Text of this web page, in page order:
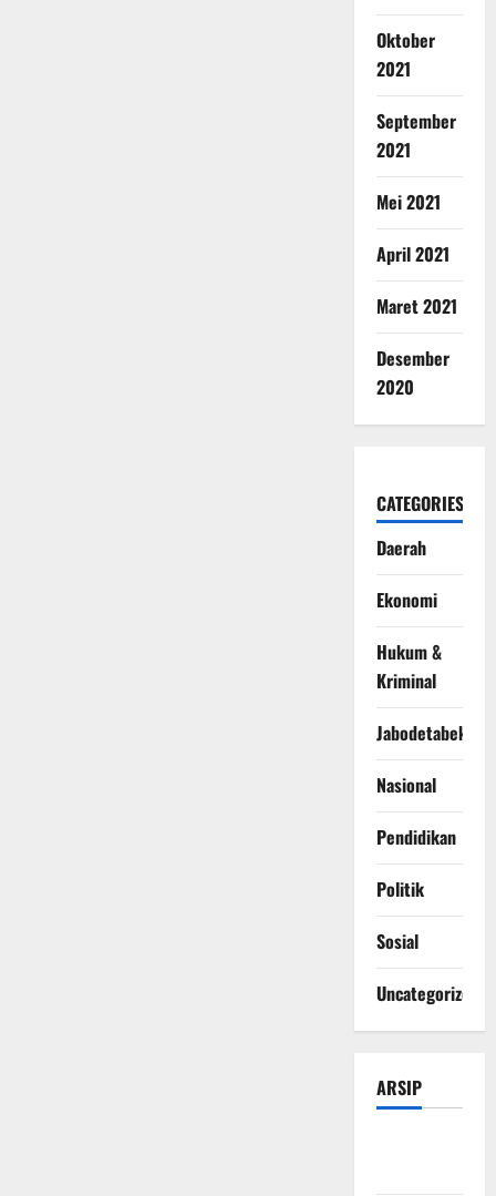
Oktober
2021
September
2021
Mei 2021
April 2021
Maret 2021
Desember
2020
CATEGORIES
Daerah
Ekonomi
Hukum &
Kriminal
Jabodetabek
Nasional
Pendidikan
Politik
Sosial
Uncategorized
ARSIP